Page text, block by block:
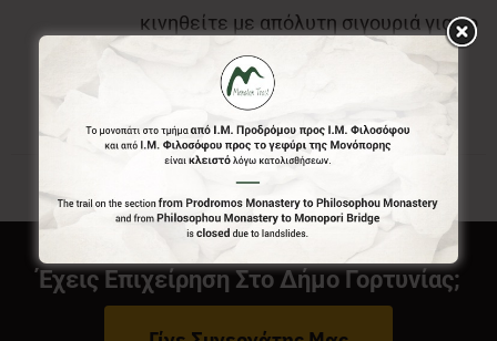
κινηθείτε με απόλυτη σιγουριά για το
που είστε και που θέλετε να πάτε.
Έχεις Επιχείρηση Στο Δήμο Γορτυνίας;